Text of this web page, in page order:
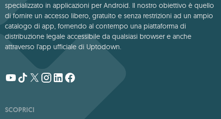
specializzato in applicazioni per Android. Il nostro obiettivo è quello
di fornire un accesso libero, gratuito e senza restrizioni ad un ampio
catalogo di app, fornendo al contempo una piattaforma di
distribuzione legale accessibile da qualsiasi browser e anche
attraverso l'app ufficiale di Uptodown.
SCOPRICI